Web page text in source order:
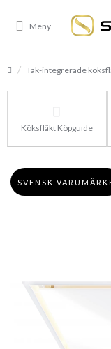
Tak-integrerade
Köksfläkt Köpguide
SVENSK